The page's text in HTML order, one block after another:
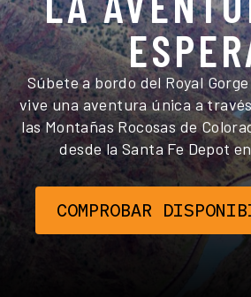
Súbete a bordo del Royal
vive una aventura única a
las Montañas Rocosas de
desde la Santa Fe Depot
COMPROBAR